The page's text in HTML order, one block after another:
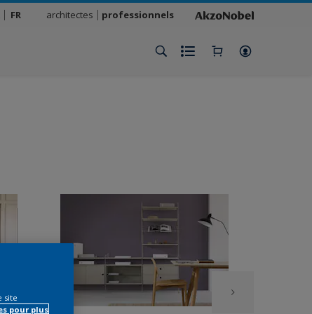
FR architectes professionnels
site
pour plus